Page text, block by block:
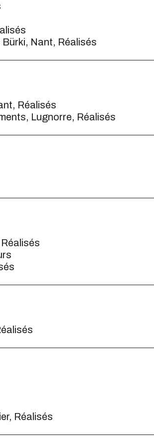
Nant, Réalisés
Réalisés
Lugnorre, Réalisés
Réalisés